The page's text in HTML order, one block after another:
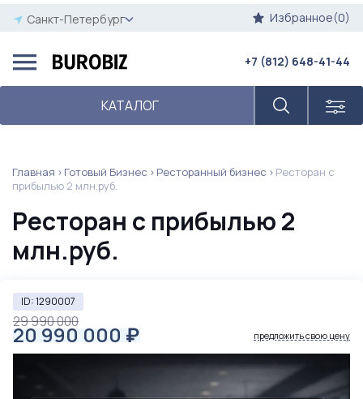
Санкт-Петербург Избранное(0)
КАТАЛОГ
+7 (812) 648-41-44
Главная Готовый Бизнес Ресторанный бизнес
Ресторан с
прибылью 2 млн.руб.
Ресторан с прибылью 2
млн.руб.
ID: 1290007
29 990 000
20 990 000 ₽ предложить свою цену